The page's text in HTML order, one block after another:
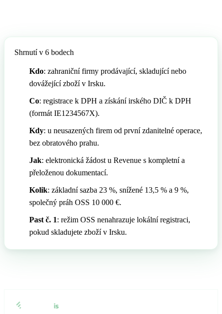
🇪🇱 Řecko
🇸🇮
🇬🇧 Spojené království
🇪🇸
🇸🇪 Švédsko
🇨🇭 Švýcarsko
Daňový zástupce pro Amazon s Eurofiscalis
🇷🇴 Rumunsko
🇪🇱 Řecko
🇸🇰 Slovensko
🇸🇮 Slovinsko
🇬🇧 Spojené království
🇪🇸 Španělsko
🇨🇭 Švýcarsko
Shrnutí v 6 bodech
Kdo: zahraniční firmy prodávající, skladující nebo
dovážející zboží v Irsku.
Co: registrace k DPH a získání irského DIČ k DPH
(formát IE1234567X).
Kdy: u neusazených firem od první zdanitelné operace,
bez obratového prahu.
Jak: elektronická žádost u Revenue s kompletní a
přeloženou dokumentací.
Kolik: základní sazba 23 %, snížené 13,5 % a 9 %,
společný práh OSS 10 000 €.
Past č. 1: režim OSS nenahrazuje lokální registraci,
pokud skladujete zboží v Irsku.